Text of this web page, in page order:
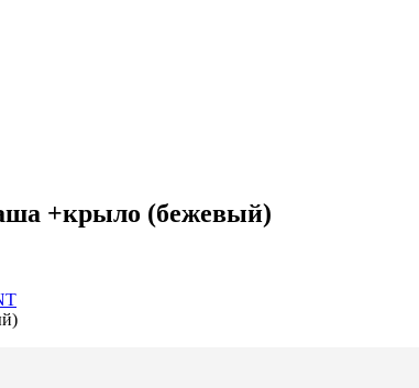
+крыло (бежевый)